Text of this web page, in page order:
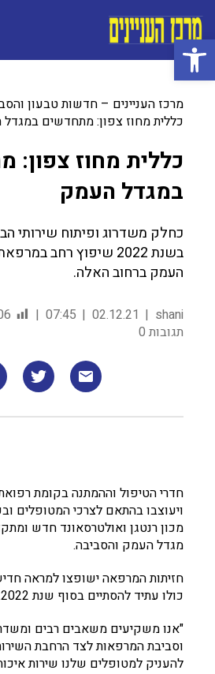
פתח סרגל נגישות
מרכז העניינים – חדשות טבעון
כללית מחוז צפון: מתחדשים
כללית מחוז צפון:
במגדל העמק
כחלק משדרוג ופיתוח שירותי
בשנת 2022 שיפוץ רחב
העמק ברחוב האלה.
shani
02.12.21
07:45
תגובות 0
חדרי הטיפול וההמתנה בקומת
ויעוצבו בהתאם לצרכי המטופלים
מכון רנטגן ואולטרסאונד חדש
מגדל העמק והסביבה.
חזיתות המרפאה ישופצו למראה
כולו עתיד להסתיים בסוף שנת 2022.
"אנו משקיעים משאבים רבים
וסביבת המרפאות לצד הרחבת
להעניק למטופלים שלנו שירות